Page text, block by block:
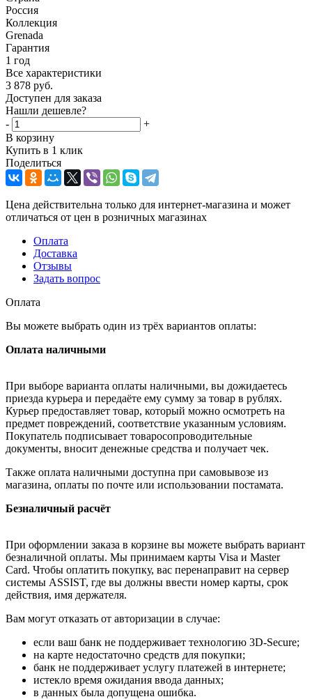
Россия
Коллекция
Grenada
Гарантия
1 год
Все характеристики
3 878 руб.
Доступен для заказа
Нашли дешевле?
-
+
В корзину
Купить в 1 клик
Поделиться
Цена действительна только для интернет-магазина и может
отличаться от цен в розничных магазинах
Оплата
Доставка
Отзывы
Задать вопрос
Оплата
Вы можете выбрать один из трёх вариантов оплаты:
Оплата наличными
При выборе варианта оплаты наличными, вы дожидаетесь
приезда курьера и передаёте ему сумму за товар в рублях.
Курьер предоставляет товар, который можно осмотреть на
предмет повреждений, соответствие указанным условиям.
Покупатель подписывает товаросопроводительные
документы, вносит денежные средства и получает чек.
Также оплата наличными доступна при самовывозе из
магазина, оплаты по почте или использовании постамата.
Безналичный расчёт
При оформлении заказа в корзине вы можете выбрать вариант
безналичной оплаты. Мы принимаем карты Visa и Master
Card. Чтобы оплатить покупку, вас перенаправит на сервер
системы ASSIST, где вы должны ввести номер карты, срок
действия, имя держателя.
Вам могут отказать от авторизации в случае:
если ваш банк не поддерживает технологию 3D-Secure;
на карте недостаточно средств для покупки;
банк не поддерживает услугу платежей в интернете;
истекло время ожидания ввода данных;
в данных была допущена ошибка.